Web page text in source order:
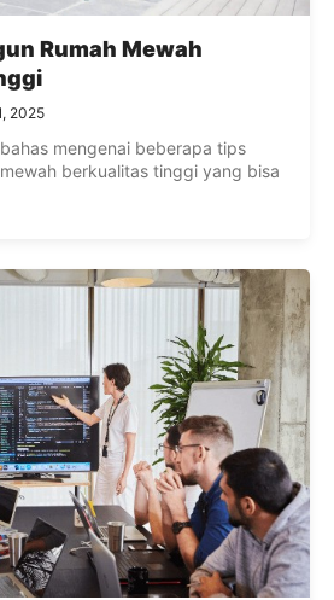
Rumah Mewah
2025
mengenai beberapa tips
berkualitas tinggi yang bisa